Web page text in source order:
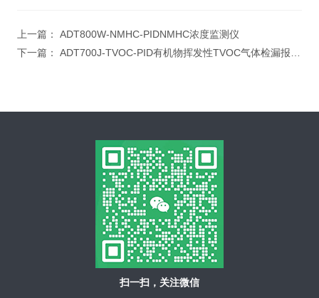
上一篇： ADT800W-NMHC-PIDNMHC浓度监测仪
下一篇： ADT700J-TVOC-PID有机物挥发性TVOC气体检漏报警仪
扫一扫，关注微信